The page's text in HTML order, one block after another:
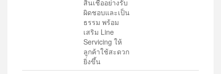
สินเชื่ออย่างรับ
ผิดชอบและเป็น
ธรรม พร้อม
เสริม Line
Servicing ให้
ลูกค้าใช้สะดวก
ยิ่งขึ้น